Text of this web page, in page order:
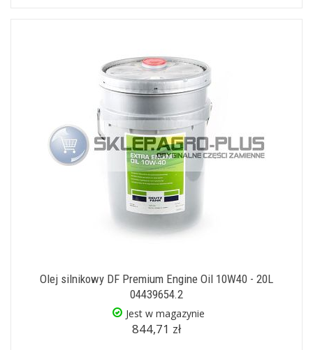
Olej silnikowy DF Premium Engine Oil 10W40 - 20L
04439654.2
Jest w magazynie
844,71 zł